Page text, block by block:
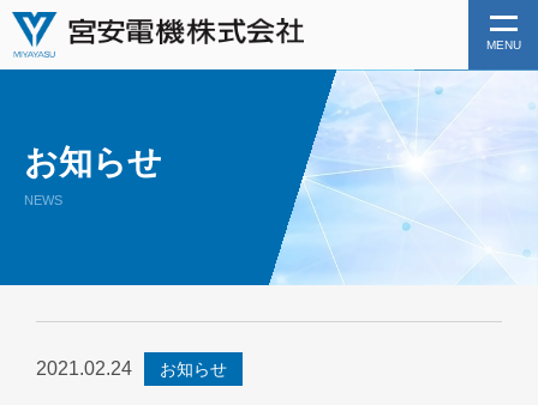
MENU
お知らせ
NEWS
2021.02.24 お知らせ